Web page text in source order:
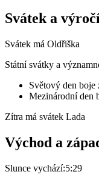
Svátek a
Svátek má Oldřiška
Státní svátky a
Světový den boje
Mezinárodní den
Zítra má svátek Lada
Východ a
Slunce vychází:5:29